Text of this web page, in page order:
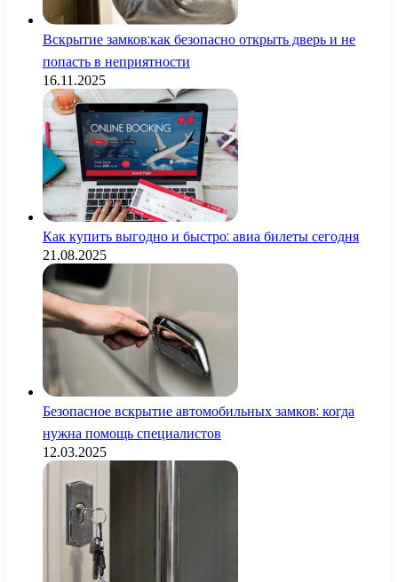
Вскрытие замков:как безопасно открыть дверь и не
попасть в неприятности
16.11.2025
Как купить выгодно и быстро: авиа билеты сегодня
21.08.2025
Безопасное вскрытие автомобильных замков: когда
нужна помощь специалистов
12.03.2025